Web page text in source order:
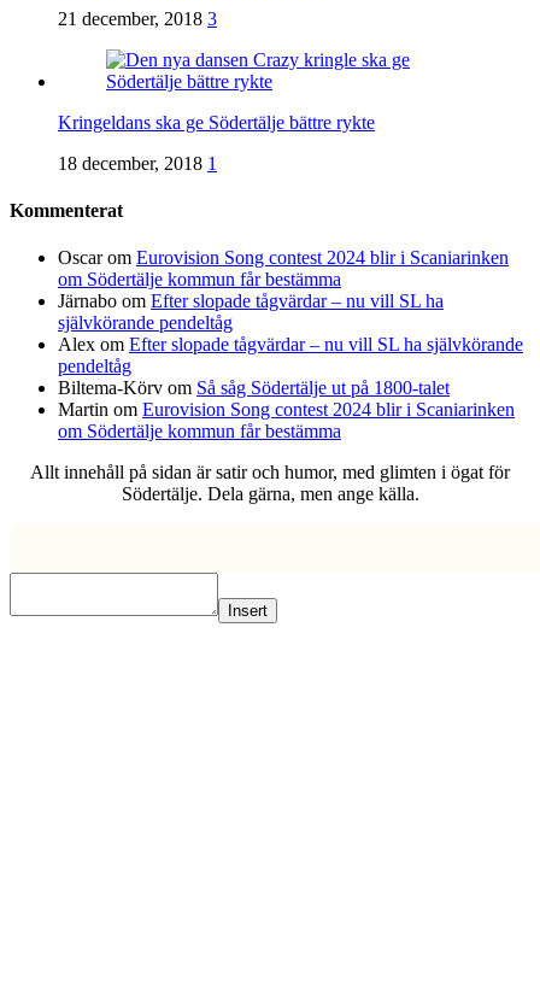
21 december, 2018 3
Kringeldans ska ge Södertälje bättre rykte
18 december, 2018 1
Kommenterat
Oscarom Eurovision Song contest 2024 blir i Scaniarinken
om Södertälje kommun får bestämma
Järnabo om Efter slopade tågvärdar – nu vill SL ha
självkörande pendeltåg
Alex om Efter slopade tågvärdar – nu vill SL ha självkörande
pendeltåg
Biltema-Körv om Så såg Södertälje ut på 1800-talet
Martin om Eurovision Song contest 2024 blir i Scaniarinken
om Södertälje kommun får bestämma
Allt innehåll på sidan är satir och humor, med glimten i ögat för
Södertälje. Dela gärna, men ange källa.
Insert